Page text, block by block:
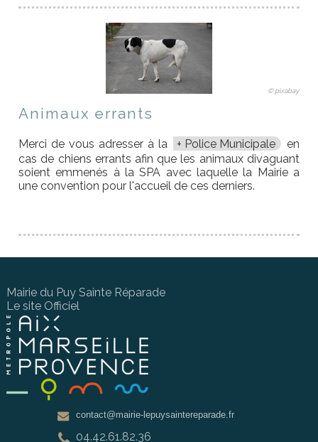
© pixabay
Animaux errants
Merci de vous adresser à la Police Municipale
en
cas de chiens errants afin que les animaux divaguant
soient emmenés à la SPA avec laquelle la Mairie a
une convention pour l'accueil de ces derniers.
Mairie du Puy Sainte Réparade
Le site Officiel
contact@mairie-lepuysaintereparade.fr
04.42.61.82.36